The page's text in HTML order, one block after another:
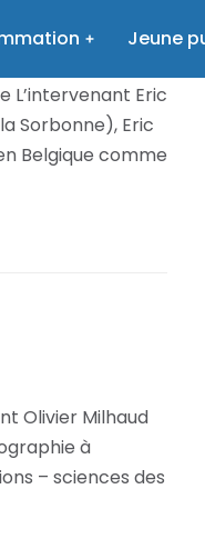
Jeune
L’intervenant Eric
Sorbonne), Eric
Belgique comme
Olivier Milhaud
à
– sciences des